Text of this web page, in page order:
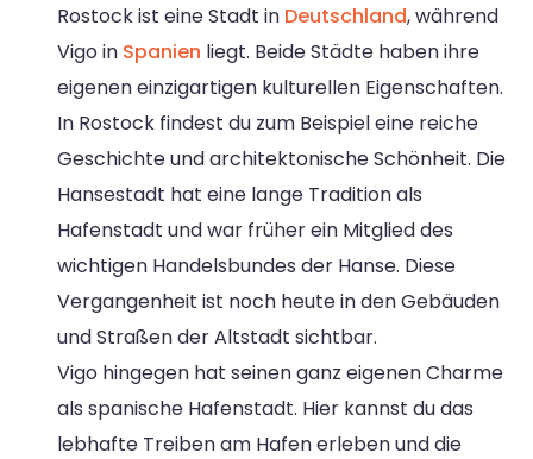
Rostock ist eine Stadt in Deutschland, während
Vigo in Spanien liegt. Beide Städte haben ihre
eigenen einzigartigen kulturellen Eigenschaften.
In Rostock findest du zum Beispiel eine reiche
Geschichte und architektonische Schönheit. Die
Hansestadt hat eine lange Tradition als
Hafenstadt und war früher ein Mitglied des
wichtigen Handelsbundes der Hanse. Diese
Vergangenheit ist noch heute in den Gebäuden
und Straßen der Altstadt sichtbar.
Vigo hingegen hat seinen ganz eigenen Charme
als spanische Hafenstadt. Hier kannst du das
lebhafte Treiben am Hafen erleben und die